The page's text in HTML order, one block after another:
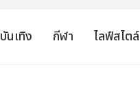
บันเทิง กีฬา ไลฟ์สไตล์